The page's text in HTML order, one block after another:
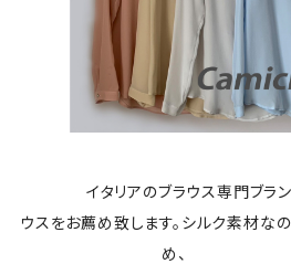
イタリアのブラウス専門ブランド
ウスをお薦め致します。シルク素材な
め